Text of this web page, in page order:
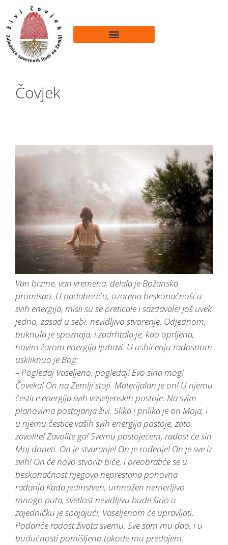
Čovjek
Van brzine, van vremena, delala je Božanska
promisao. U nadahnuću, ozarena beskonačnošću
svih energija, misli su se preticale i sazdavale! Još uvek
jedno, zasad u sebi, nevidljivo stvorenje. Odjednom,
buknula je spoznaja, i zadrhtala je, kao oprljena,
novim žarom energija ljubavi. U ushićenju radosnom
uskliknuo je Bog:
– Pogledaj Vaseljeno, pogledaj! Evo sina mog!
Čoveka! On na Zemlji stoji. Materijalan je on! U njemu
čestice energija svih vaseljenskih postoje. Na svim
planovima postojanja živi. Slika i prilika je on Moja, i
u njemu čestice vaših svih energija postoje, zato
zavolite! Zavolite ga! Svemu postojećem, radost će sin
Moj doneti. On je stvaranje! On je rođenje! On je sve iz
svih! On će novo stvoriti biće, i preobratiće se u
beskonačnost njegova neprestana ponovna
rađanja.Kada jedinstven, umnožen nemerljivo
mnogo puta, svetlost nevidljivu bude širio u
zajedničku je spajajući, Vaseljenom će upravljati.
Podariće radost života svemu. Sve sam mu dao, i u
budućnosti pomišljeno takođe mu predajem.